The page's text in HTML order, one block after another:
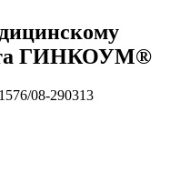
ГИНКОУМ®
08-290313